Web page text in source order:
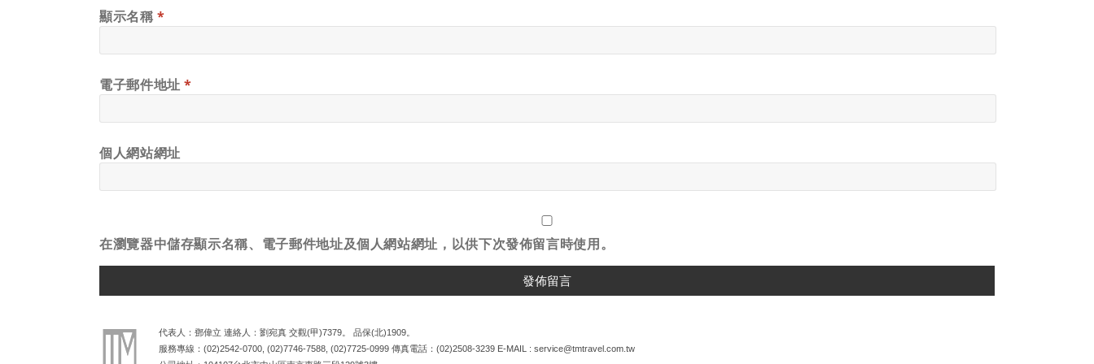
顯示名稱*
電子郵件地址*
個人網站網址
在瀏覽器中儲存顯示名稱、電子郵件地址及個人網站網址，以供下次發佈留言時使用。
代表人：鄧偉立 連絡人：劉宛真 交觀(甲)7379。 品保(北)1909。
服務專線： (02)2542-0700 (02)7746-7588 (02)7725-0999 傳真電話： (02)2508-3239 E-MAIL : service@tmtravel.com.tw